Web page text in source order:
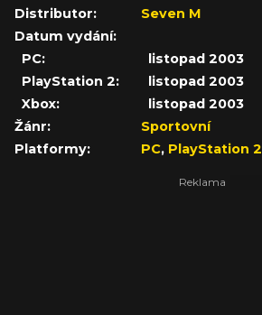
Distributor:
Seven M
Datum vydání:
PC:
listopad 2003
PlayStation 2:
listopad 2003
Xbox:
listopad 2003
Žánr:
Sportovní
Platformy:
PC, PlayStation 2